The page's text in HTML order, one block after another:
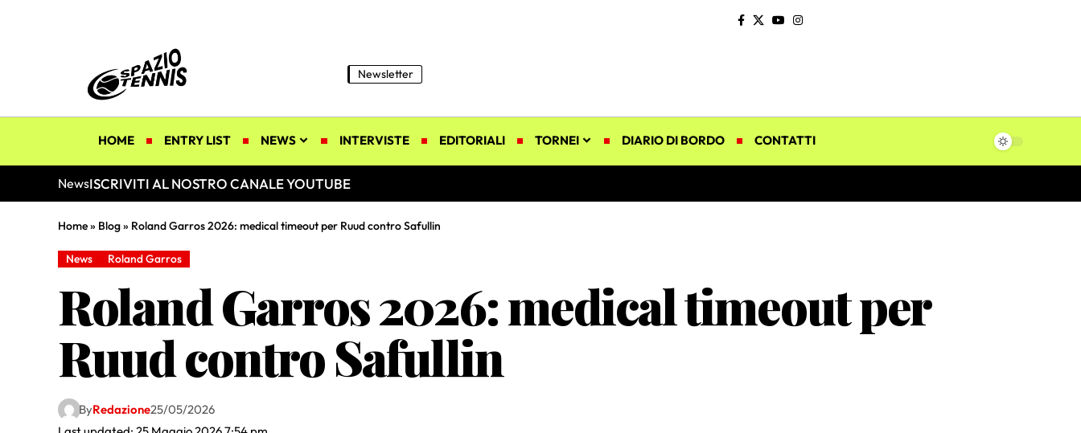
Newsletter
HOME ENTRY LIST NEWS INTERVISTE EDITORIALI TORNEI DIARIO DI BORDO CONTATTI
NewsISCRIVITI AL NOSTRO CANALE YOUTUBE
Home» Blog» Roland Garros 2026: medical timeout per Ruud contro Safullin
News Roland Garros
Roland Garros 2026: medical timeout per
Ruud contro Safullin
ByRedazione25/05/2026